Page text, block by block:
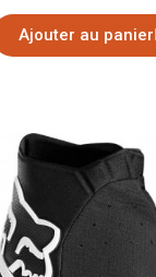
Ajouter au panier